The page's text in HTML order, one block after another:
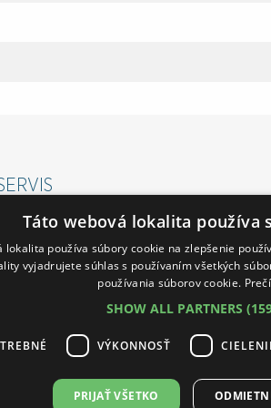
OBCHODNÉ PODMIENKY
PORIADOK
A PLATOBNÉ PODMIENKY
OD ZMLUVY
Táto webová lokalita používa
lokalita používa súbory cookie na zlepšenie
vyjadrujete súhlas s používaním všetkých
používania súborov cookie.
SHOW ALL PARTNERS
VÝKONNOSŤ
PRIJAŤ VŠETKO